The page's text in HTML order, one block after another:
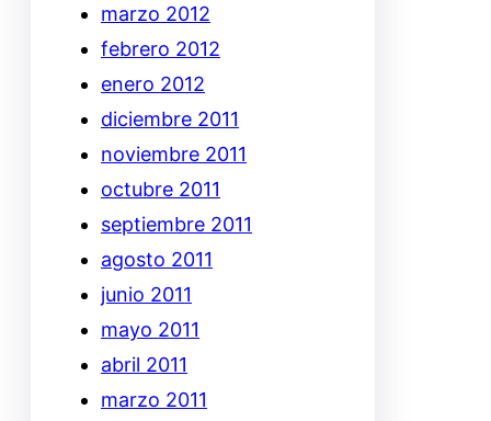
marzo 2012
febrero 2012
enero 2012
diciembre 2011
noviembre 2011
octubre 2011
septiembre 2011
agosto 2011
junio 2011
mayo 2011
abril 2011
marzo 2011